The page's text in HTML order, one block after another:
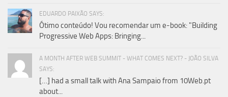
EDUARDO PAIXÃO SAYS:
Ótimo conteúdo! Vou recomendar um e-book: "Building
Progressive Web Apps: Bringing...
A MONTH AFTER WEB SUMMIT - WHAT COMES NEXT? - JOÃO SILVA
SAYS:
[…] had a small talk with Ana Sampaio from 10Web.pt
about...